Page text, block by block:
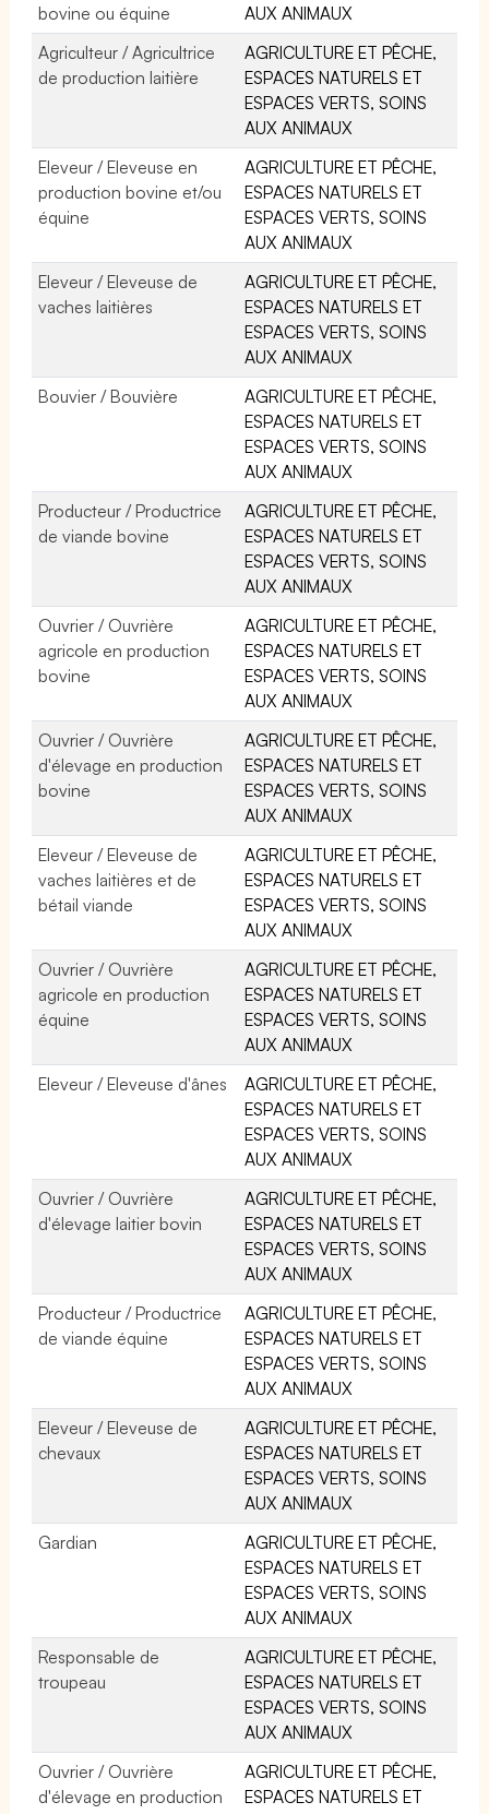
bovine ou équine
AUX ANIMAUX
Agriculteur / Agricultrice
de production laitière
AGRICULTURE ET PÊCHE,
ESPACES NATURELS ET
ESPACES VERTS, SOINS
AUX ANIMAUX
Eleveur / Eleveuse en
production bovine et/ou
équine
AGRICULTURE ET PÊCHE,
ESPACES NATURELS ET
ESPACES VERTS, SOINS
AUX ANIMAUX
Eleveur / Eleveuse de
vaches laitières
AGRICULTURE ET PÊCHE,
ESPACES NATURELS ET
ESPACES VERTS, SOINS
AUX ANIMAUX
Bouvier / Bouvière
AGRICULTURE ET PÊCHE,
ESPACES NATURELS ET
ESPACES VERTS, SOINS
AUX ANIMAUX
Producteur / Productrice
de viande bovine
AGRICULTURE ET PÊCHE,
ESPACES NATURELS ET
ESPACES VERTS, SOINS
AUX ANIMAUX
Ouvrier / Ouvrière
agricole en production
bovine
AGRICULTURE ET PÊCHE,
ESPACES NATURELS ET
ESPACES VERTS, SOINS
AUX ANIMAUX
Ouvrier / Ouvrière
d'élevage en production
bovine
AGRICULTURE ET PÊCHE,
ESPACES NATURELS ET
ESPACES VERTS, SOINS
AUX ANIMAUX
Eleveur / Eleveuse de
vaches laitières et de
bétail viande
AGRICULTURE ET PÊCHE,
ESPACES NATURELS ET
ESPACES VERTS, SOINS
AUX ANIMAUX
Ouvrier / Ouvrière
agricole en production
équine
AGRICULTURE ET PÊCHE,
ESPACES NATURELS ET
ESPACES VERTS, SOINS
AUX ANIMAUX
Eleveur / Eleveuse d'ânes
AGRICULTURE ET PÊCHE,
ESPACES NATURELS ET
ESPACES VERTS, SOINS
AUX ANIMAUX
Ouvrier / Ouvrière
d'élevage laitier bovin
AGRICULTURE ET PÊCHE,
ESPACES NATURELS ET
ESPACES VERTS, SOINS
AUX ANIMAUX
Producteur / Productrice
de viande équine
AGRICULTURE ET PÊCHE,
ESPACES NATURELS ET
ESPACES VERTS, SOINS
AUX ANIMAUX
Eleveur / Eleveuse de
chevaux
AGRICULTURE ET PÊCHE,
ESPACES NATURELS ET
ESPACES VERTS, SOINS
AUX ANIMAUX
Gardian
AGRICULTURE ET PÊCHE,
ESPACES NATURELS ET
ESPACES VERTS, SOINS
AUX ANIMAUX
Responsable de
troupeau
AGRICULTURE ET PÊCHE,
ESPACES NATURELS ET
ESPACES VERTS, SOINS
AUX ANIMAUX
Ouvrier / Ouvrière
d'élevage en production
AGRICULTURE ET PÊCHE,
ESPACES NATURELS ET